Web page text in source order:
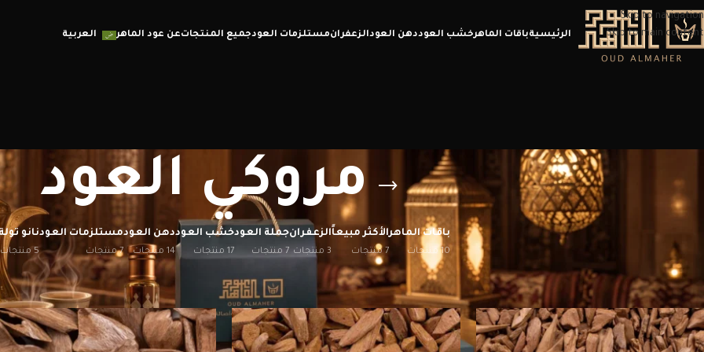
Skip to navigation
Skip to main content
الرئيسيةباقات الماهرخشب العوددهن العودالزعفرانمستلزمات العودجميع المنتجاتعن عود الماهر العربية
مروكي العود
باقات الماهر
10 منتجات
الأكثر مبيعاً
7 منتجات
الزعفران
3 منتجات
جملة العود
7 منتجات
خشب العود
17 منتجات
دهن العود
14 منتجات
مستلزمات العود
7 منتجات
نانو
5 منتجات
الرئيسية/ منتجات تحت الوسم “مروكي العود” إظهار 12
20